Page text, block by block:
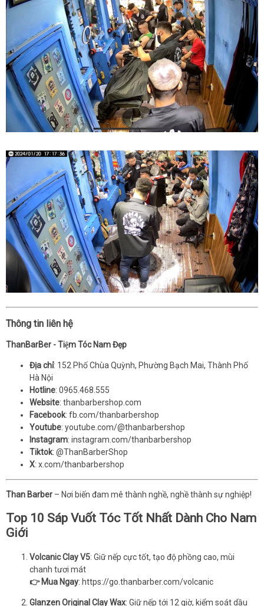
Thông tin liên hệ
ThanBarBer - Tiệm Tóc Nam Đẹp
Địa chỉ: 152 Phố Chùa Quỳnh, Phường Bạch Mai, Thành Phố
Hà Nội
Hotline: 0965.468.555
Website: thanbarbershop.com
Facebook: fb.com/thanbarbershop
Youtube: youtube.com/@thanbarbershop
Instagram: instagram.com/thanbarbershop
Tiktok: @ThanBarberShop
X: x.com/thanbarbershop
Than Barber – Nơi biến đam mê thành nghề, nghề thành sự nghiệp!
Top 10 Sáp Vuốt Tóc Tốt Nhất Dành Cho Nam
Giới
Volcanic Clay V5: Giữ nếp cực tốt, tạo độ phồng cao, mùi
chanh tươi mát
👉 Mua Ngay: https://go.thanbarber.com/volcanic
Glanzen Original Clay Wax: Giữ nếp tới 12 giờ, kiểm soát dầu